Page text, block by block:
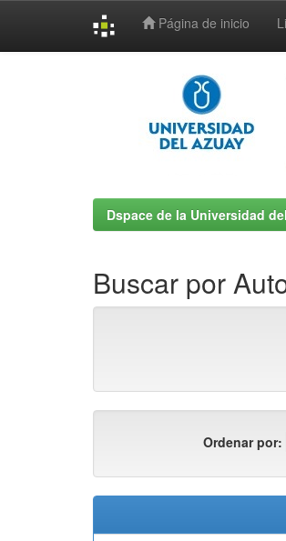
Página de inicio
Dspace de la Universidad
Buscar por
Ordenar por: